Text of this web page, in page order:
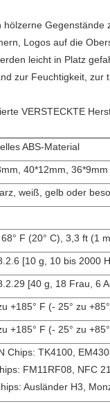
Gegenstände
Logos auf die
leicht in Platz
zur Feuchtigkeit,
VERSTECKTE
ABS-Material
40*12mm, 36*9mm
weiß, gelb oder
F (20° C), 3,3 ft (1
[10 g, 10 bis 2000
[40 g, 18 Frau, 6
+185° F (- 25° zu
+185° F (- 25° zu
Chips: TK4100,
FM11RF08, NFC
Ausländer H3,